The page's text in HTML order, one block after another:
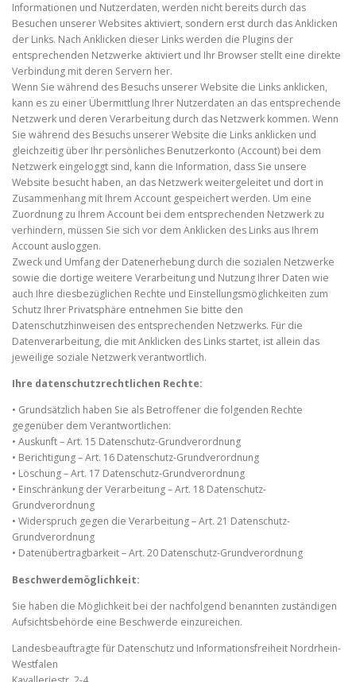
Informationen und Nutzerdaten, werden nicht bereits durch das
Besuchen unserer Websites aktiviert, sondern erst durch das Anklicken
der Links. Nach Anklicken dieser Links werden die Plugins der
entsprechenden Netzwerke aktiviert und Ihr Browser stellt eine direkte
Verbindung mit deren Servern her.
Wenn Sie während des Besuchs unserer Website die Links anklicken,
kann es zu einer Übermittlung Ihrer Nutzerdaten an das entsprechende
Netzwerk und deren Verarbeitung durch das Netzwerk kommen. Wenn
Sie während des Besuchs unserer Website die Links anklicken und
gleichzeitig über Ihr persönliches Benutzerkonto (Account) bei dem
Netzwerk eingeloggt sind, kann die Information, dass Sie unsere
Website besucht haben, an das Netzwerk weitergeleitet und dort in
Zusammenhang mit Ihrem Account gespeichert werden. Um eine
Zuordnung zu Ihrem Account bei dem entsprechenden Netzwerk zu
verhindern, müssen Sie sich vor dem Anklicken des Links aus Ihrem
Account ausloggen.
Zweck und Umfang der Datenerhebung durch die sozialen Netzwerke
sowie die dortige weitere Verarbeitung und Nutzung Ihrer Daten wie
auch Ihre diesbezüglichen Rechte und Einstellungsmöglichkeiten zum
Schutz Ihrer Privatsphäre entnehmen Sie bitte den
Datenschutzhinweisen des entsprechenden Netzwerks. Für die
Datenverarbeitung, die mit Anklicken des Links startet, ist allein das
jeweilige soziale Netzwerk verantwortlich.
Ihre datenschutzrechtlichen Rechte:
• Grundsätzlich haben Sie als Betroffener die folgenden Rechte
gegenüber dem Verantwortlichen:
• Auskunft – Art. 15 Datenschutz-Grundverordnung
• Berichtigung – Art. 16 Datenschutz-Grundverordnung
• Löschung – Art. 17 Datenschutz-Grundverordnung
• Einschränkung der Verarbeitung – Art. 18 Datenschutz-
Grundverordnung
• Widerspruch gegen die Verarbeitung – Art. 21 Datenschutz-
Grundverordnung
• Datenübertragbarkeit – Art. 20 Datenschutz-Grundverordnung
Beschwerdemöglichkeit:
Sie haben die Möglichkeit bei der nachfolgend benannten zuständigen
Aufsichtsbehörde eine Beschwerde einzureichen.
Landesbeauftragte für Datenschutz und Informationsfreiheit Nordrhein-
Westfalen